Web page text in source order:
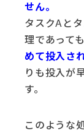
せん。
タスクAと
理であっても
めて投入さ
りも投入が
す。
このような